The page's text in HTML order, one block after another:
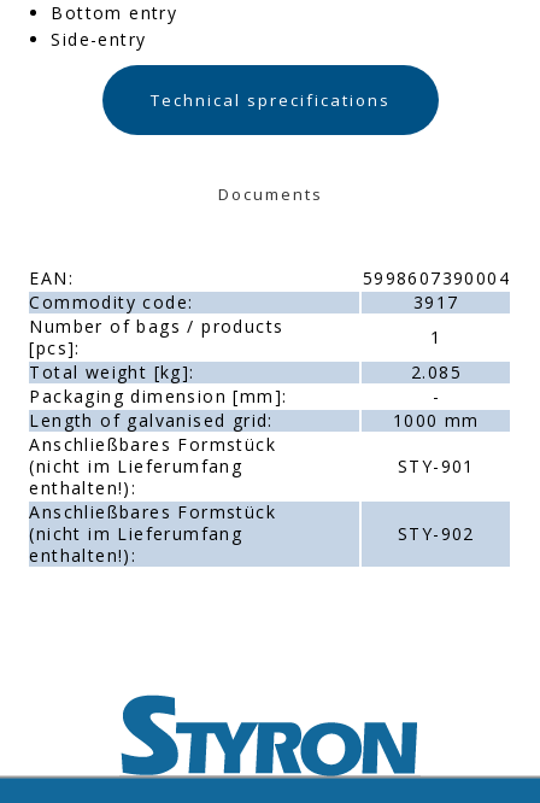
Bottom entry
Side-entry
Technical sprecifications
Documents
EAN:
5998607390004
Commodity code:
3917
Number of bags / products
[pcs]:
1
Total weight [kg]:
2.085
Packaging dimension [mm]:
-
Length of galvanised grid:
1000 mm
Anschließbares Formstück
(nicht im Lieferumfang
enthalten!):
STY-901
Anschließbares Formstück
(nicht im Lieferumfang
enthalten!):
STY-902